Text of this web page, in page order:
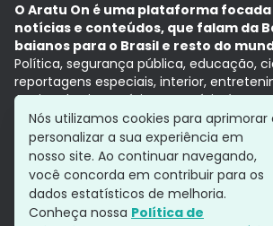
O Aratu On é uma plataforma
notícias e conteúdos, que falam da
baianos para o Brasil e resto do
Política, segurança pública, educação,
reportagens especiais, interior,
Aqui, tudo vira notícia e a notícia é no
com a credibilidade do Grupo Aratu.
Grupo Aratu
Política de privacidade
Siga-nos
Nós utilizamos cookies para aprimorar
personalizar a sua experiência em
nosso site. Ao continuar navegando,
você concorda em contribuir para os
dados estatísticos de melhoria.
Conheça nossa Política de